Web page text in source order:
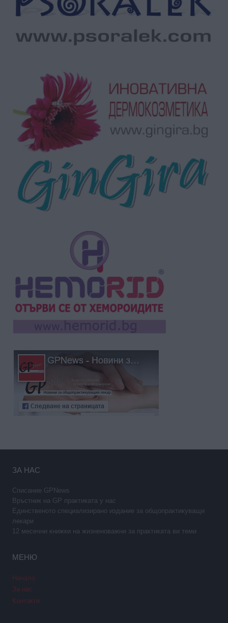
ЗА НАС
Списание GPNews
Връстник на GP практиката у нас
Единственото специализирано издание за общопрактикуващи
лекари
12 месечни книжки на жизненоважни за практиката ви теми
МЕНЮ
Начало
За нас
Контакти